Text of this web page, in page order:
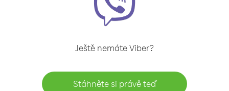
Ještě nemáte Viber?
Stáhněte si právě teď